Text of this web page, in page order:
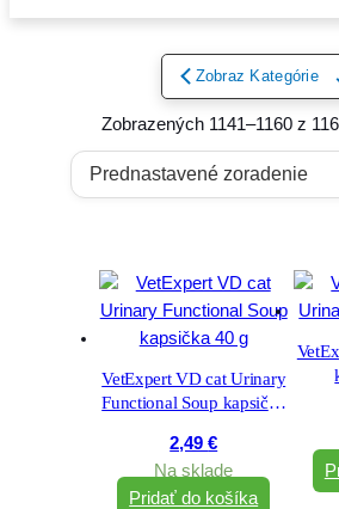
Zobraz Kategórie
Zobrazených 1141–1160 z
VetExpert VD cat Urinary
Functional Soup kapsička
2,49€
Na sklade
Pridať do košíka